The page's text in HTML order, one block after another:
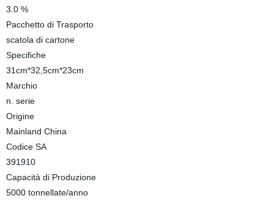
3.0 %
Pacchetto di Trasporto
scatola di cartone
Specifiche
31cm*32,5cm*23cm
Marchio
n. serie
Origine
Mainland China
Codice SA
391910
Capacità di Produzione
5000 tonnellate/anno